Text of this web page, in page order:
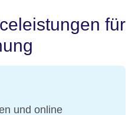
für
und online